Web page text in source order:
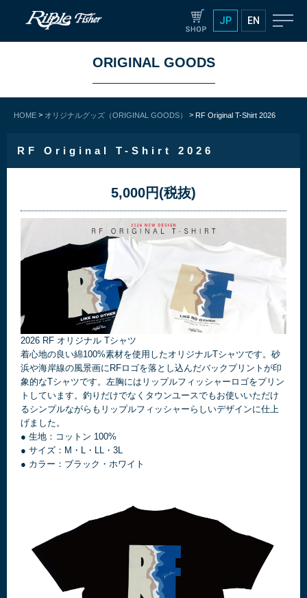
JP EN
ORIGINAL GOODS
HOME > オリジナルグッズ（ORIGINAL GOODS） > RF Original T-Shirt 2026
RF Original T-Shirt 2026
5,000円(税抜)
2026 RF オリジナル Tシャツ
着心地の良い綿100%素材を使用したオリジナルTシャツです。砂
浜や海岸線の風景画にRFロゴを落とし込んだバックプリントが印
象的なTシャツです。左胸にはリップルフィッシャーロゴをプリン
トしています。釣りだけでなくタウンユースでもお使いいただけ
るシンプルながらもリップルフィッシャーらしいデザインに仕上
げました。
● 生地：コットン 100%
● サイズ：M・L・LL・3L
● カラー：ブラック・ホワイト